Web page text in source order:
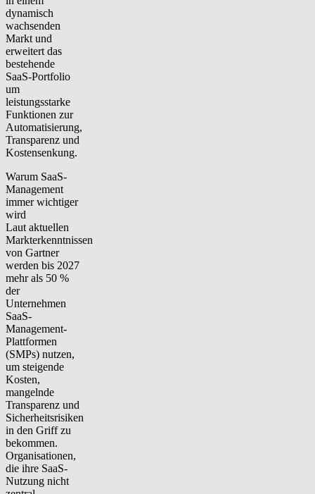
dynamisch
wachsenden
Markt und
erweitert das
bestehende
SaaS-Portfolio
um
leistungsstarke
Funktionen zur
Automatisierung,
Transparenz und
Kostensenkung.
Warum SaaS-
Management
immer wichtiger
wird
Laut aktuellen
Markterkenntnissen
von Gartner
werden bis 2027
mehr als 50 %
der
Unternehmen
SaaS-
Management-
Plattformen
(SMPs) nutzen,
um steigende
Kosten,
mangelnde
Transparenz und
Sicherheitsrisiken
in den Griff zu
bekommen.
Organisationen,
die ihre SaaS-
Nutzung nicht